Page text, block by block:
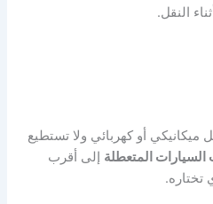
النقل.
أو كهربائي ولا تستطيع
المتعطلة إلى أقرب
تختاره.